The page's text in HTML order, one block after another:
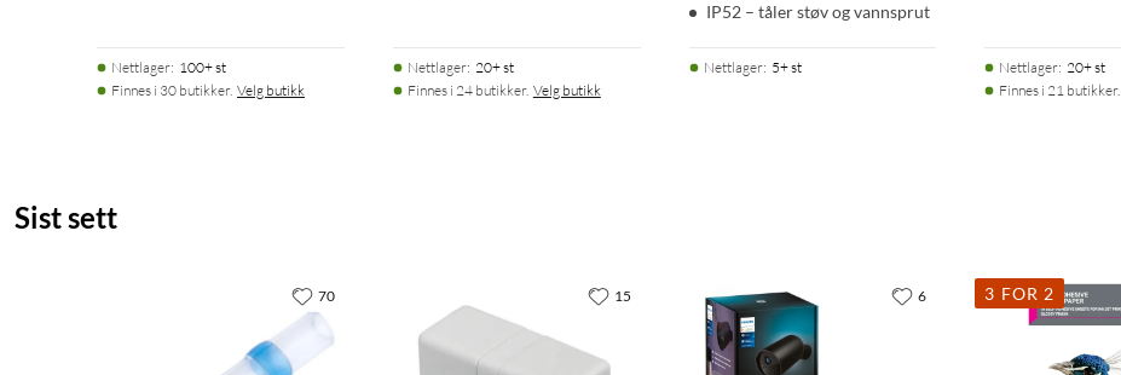
Nettlager: 100+ st
Finnes i 30 butikker. Velg butikk
Nettlager: 20+ st
Finnes i 24 butikker. Velg butikk
IP52 – tåler støv og vannsprut
Nettlager: 5+ st Nettlager: 20+ st
Finnes i 21 butikker.
Sist sett
70 15 6 3 FOR 2